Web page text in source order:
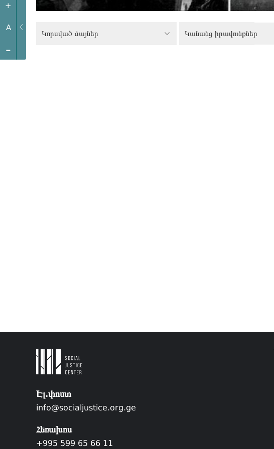
+
A
-
Կորսված ձայներ Կանանց իրավունքներ
Էլ.փոստ
info@socialjustice.org.ge
Հեռախոս
+995 599 65 66 11